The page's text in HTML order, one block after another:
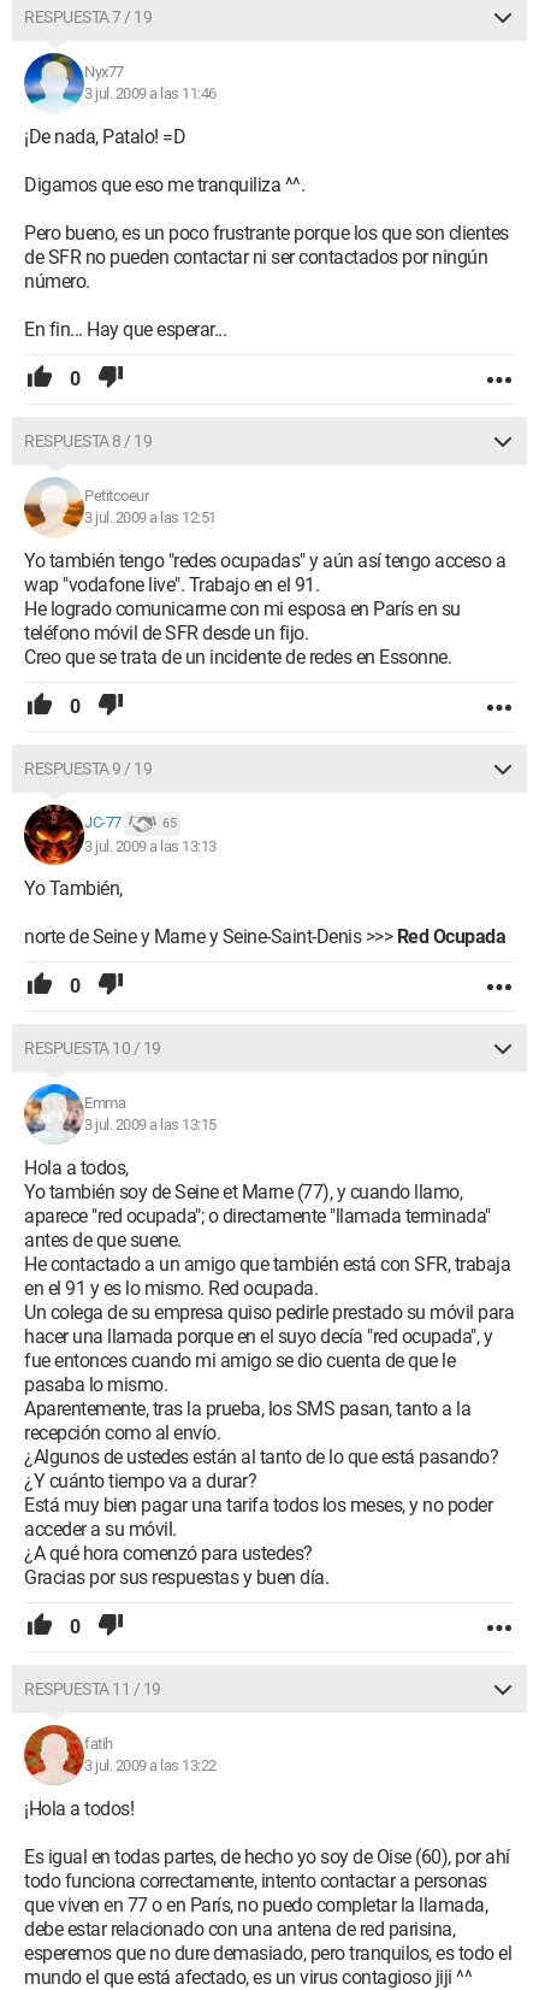
RESPUESTA 7 / 19
Nyx77
3 jul. 2009 a las 11:46
¡De nada, Patalo! =D
Digamos que eso me tranquiliza ^^.
Pero bueno, es un poco frustrante porque los que son clientes
de SFR no pueden contactar ni ser contactados por ningún
número.
En fin... Hay que esperar...
0
RESPUESTA 8 / 19
Petitcoeur
3 jul. 2009 a las 12:51
Yo también tengo "redes ocupadas" y aún así tengo acceso a
wap "vodafone live". Trabajo en el 91.
He logrado comunicarme con mi esposa en París en su
teléfono móvil de SFR desde un fijo.
Creo que se trata de un incidente de redes en Essonne.
0
RESPUESTA 9 / 19
JC-77 65
3 jul. 2009 a las 13:13
Yo También,
norte de Seine y Marne y Seine-Saint-Denis >>> Red Ocupada
0
RESPUESTA 10 / 19
Emma
3 jul. 2009 a las 13:15
Hola a todos,
Yo también soy de Seine et Marne (77), y cuando llamo,
aparece "red ocupada"; o directamente "llamada terminada"
antes de que suene.
He contactado a un amigo que también está con SFR, trabaja
en el 91 y es lo mismo. Red ocupada.
Un colega de su empresa quiso pedirle prestado su móvil para
hacer una llamada porque en el suyo decía "red ocupada", y
fue entonces cuando mi amigo se dio cuenta de que le
pasaba lo mismo.
Aparentemente, tras la prueba, los SMS pasan, tanto a la
recepción como al envío.
¿Algunos de ustedes están al tanto de lo que está pasando?
¿Y cuánto tiempo va a durar?
Está muy bien pagar una tarifa todos los meses, y no poder
acceder a su móvil.
¿A qué hora comenzó para ustedes?
Gracias por sus respuestas y buen día.
0
RESPUESTA 11 / 19
fatih
3 jul. 2009 a las 13:22
¡Hola a todos!
Es igual en todas partes, de hecho yo soy de Oise (60), por ahí
todo funciona correctamente, intento contactar a personas
que viven en 77 o en París, no puedo completar la llamada,
debe estar relacionado con una antena de red parisina,
esperemos que no dure demasiado, pero tranquilos, es todo el
mundo el que está afectado, es un virus contagioso jiji ^^